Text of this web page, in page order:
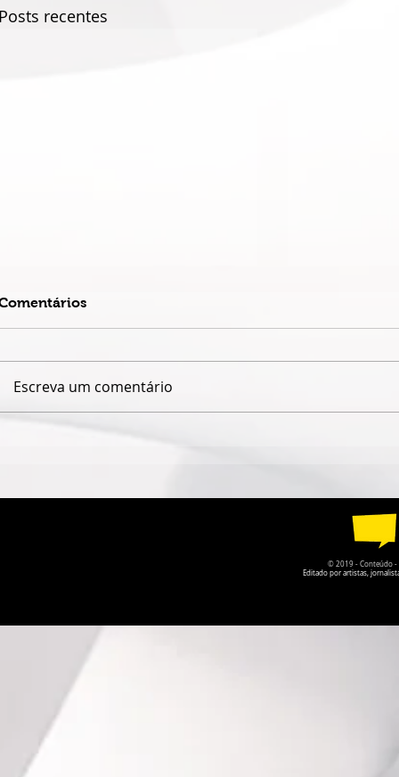
recentes
DA PRÓPRIA HISTÓRIA
AGOSTO
Escreva um comentário
© 2019 - Conteúdo -
Editado por artistas,